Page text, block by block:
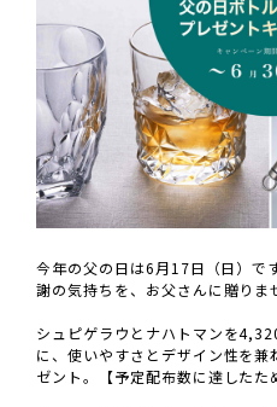
今年の父の日は6月17日（日）で
謝の気持ちを、お父さんに贈りま
シュピゲラウとナハトマンを
に、使いやすさとデザイン性を
ゼント。【予定配布数に達したた